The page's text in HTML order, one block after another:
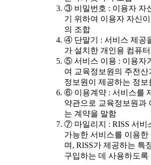
③ 비밀번호 : 이용자 자
기 위하여 이용자 자신
의 조합
④ 단말기 : 서비스 제공
가 설치한 개인용 컴퓨
⑤ 서비스 이용 : 이용자
여 교육정보원의 주전
정보원이 제공하는 정보
⑥ 이용계약 : 서비스를
약관으로 교육정보원과
는 계약을 말함
⑦ 마일리지 : RISS 서비
가능한 서비스를 이용한
며, RISS가 제공하는 특
구입하는 데 사용하도